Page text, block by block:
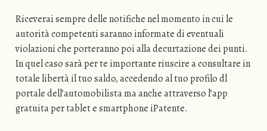
Riceverai sempre delle notifiche nel momento in cui le
autorità competenti saranno informate di eventuali
violazioni che porteranno poi alla decurtazione dei punti.
In quel caso sarà per te importante riuscire a consultare in
totale libertà il tuo saldo, accedendo al tuo profilo dl
portale dell’automobilista ma anche attraverso l’app
gratuita per tablet e smartphone iPatente.